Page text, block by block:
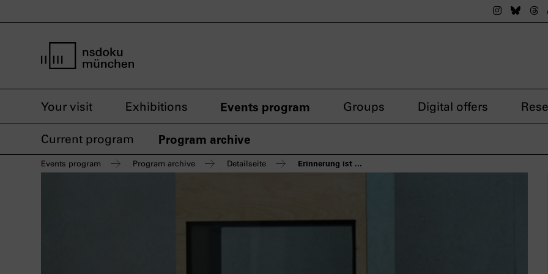
TheThe
Your visit Exhibitions Events program Groups Digital offers
Current program Program archive
Events program Program archive Detailseite Erinnerung ist ...